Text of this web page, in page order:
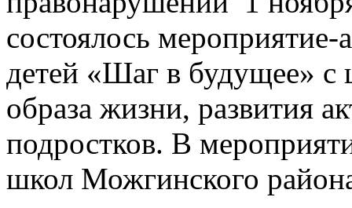
состоялось
детей «Шаг в будущее» с
образа жизни, развития
подростков. В
школ Можгинского